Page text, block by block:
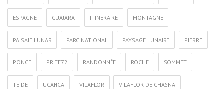
ESPAGNE GUAJARA ITINÉRAIRE MONTAGNE
PAISAJE LUNAR PARC NATIONAL PAYSAGE LUNAIRE PIERRE
PONCE PR TF72 RANDONNÉE ROCHE SOMMET
TEIDE UCANCA VILAFLOR VILAFLOR DE CHASNA